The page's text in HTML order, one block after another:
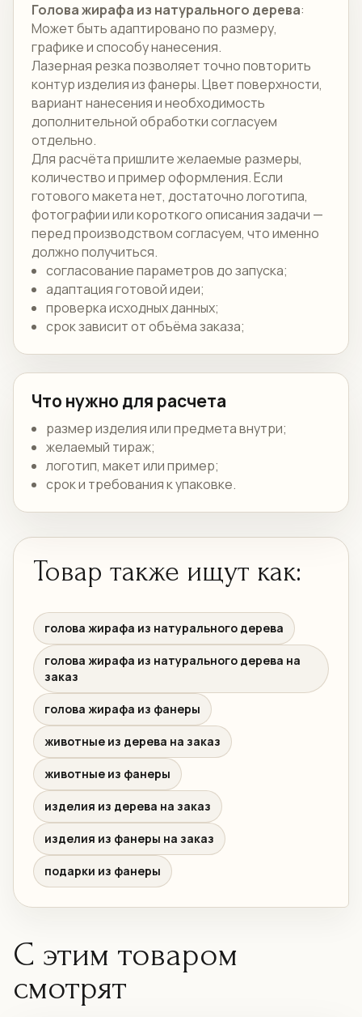
Голова жирафа из натурального дерева:
Может быть адаптировано по размеру,
графике и способу нанесения.
Лазерная резка позволяет точно повторить
контур изделия из фанеры. Цвет поверхности,
вариант нанесения и необходимость
дополнительной обработки согласуем
отдельно.
Для расчёта пришлите желаемые размеры,
количество и пример оформления. Если
готового макета нет, достаточно логотипа,
фотографии или короткого описания задачи —
перед производством согласуем, что именно
должно получиться.
согласование параметров до запуска;
адаптация готовой идеи;
проверка исходных данных;
срок зависит от объёма заказа;
Что нужно для расчета
размер изделия или предмета внутри;
желаемый тираж;
логотип, макет или пример;
срок и требования к упаковке.
Товар также ищут как:
голова жирафа из натурального дерева
голова жирафа из натурального дерева на
заказ
голова жирафа из фанеры
животные из дерева на заказ
животные из фанеры
изделия из дерева на заказ
изделия из фанеры на заказ
подарки из фанеры
С этим товаром
смотрят